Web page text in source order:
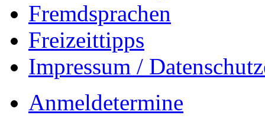
Fremdsprachen
Freizeittipps
Impressum /
Anmeldetermine